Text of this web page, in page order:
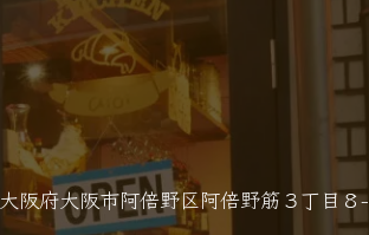
大阪府大阪市阿倍野区阿倍野筋３丁目８